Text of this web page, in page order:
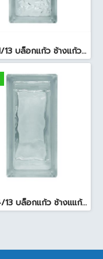
N-021/13 บล็อกแก้ว ช้างแก้ว WOW แก้วประดับฟ้า ( 24X11.5X8cm )
N-014/13 บล็อกแก้ว ช้างแแก้ว WOW หยาดเพชร ( 24x11.5x8 cm.)